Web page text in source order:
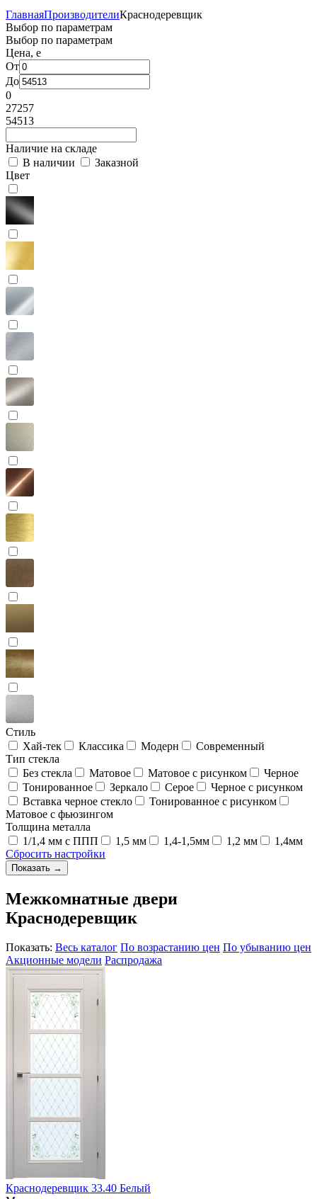
ГлавнаяПроизводителиКраснодеревщик
Выбор по параметрам
Выбор по параметрам
Цена, e
От
До
0
27257
54513
Наличие на складе
В наличии
Заказной
Цвет
Стиль
Хай-тек
Классика Модерн
Современный
Тип стекла
Без стекла
Матовое Матовое с рисунком
Черное
Тонированное
Зеркало Серое
Черное с рисунком
Вставка черное стекло
Тонированное с рисунком
Матовое с фьюзингом
Толщина металла
1/1,4 мм с ППП
1,5 мм 1,4-1,5мм 1,2 мм
1,4мм
Сбросить настройки
Межкомнатные двери
Краснодеревщик
Показать: Весь каталог По возрастанию цен По убыванию цен
Акционные модели Распродажа
Краснодеревщик 33.40 Белый